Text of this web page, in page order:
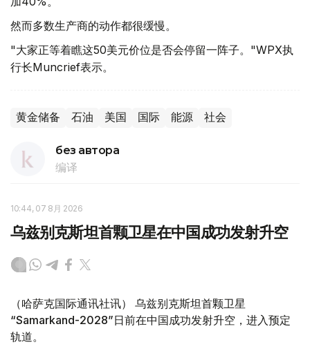
然而多数生产商的动作都很缓慢。
"大家正等着瞧这50美元价位是否会停留一阵子。"WPX执
行长Muncrief表示。
黄金储备 石油 美国 国际 能源 社会
без автора
编译
10:44, 07 8月 2026
乌兹别克斯坦首颗卫星在中国成功发射升空
（哈萨克国际通讯社讯） 乌兹别克斯坦首颗卫星
“Samarkand-2028”日前在中国成功发射升空，进入预定
轨道。